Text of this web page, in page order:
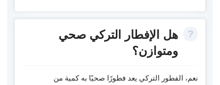
هل الإفطار التركي صحي
ومتوازن؟
نعم، الفطور التركي يعد فطورًا صحيًا به كمية من